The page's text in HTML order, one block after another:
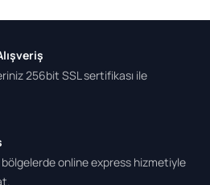
256bit SSL sertifikası ile
online express hizmetiyle